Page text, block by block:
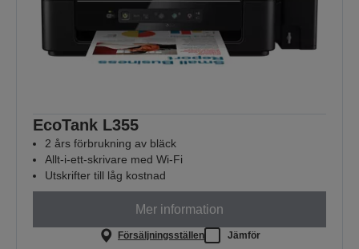
EcoTank L355
2 års förbrukning av bläck
Allt-i-ett-skrivare med Wi-Fi
Utskrifter till låg kostnad
Mer information
Försäljningsställen Jämför